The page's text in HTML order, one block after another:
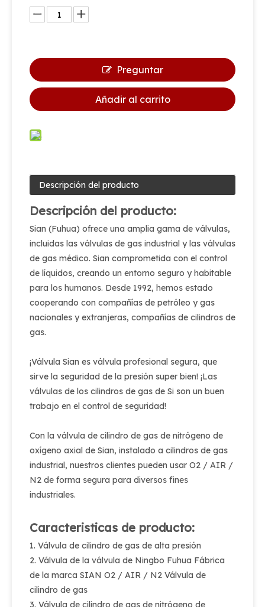
Preguntar
Añadir al carrito
Descripción del producto
Descripción del producto:
Sian (Fuhua) ofrece una amplia gama de válvulas,
incluidas las válvulas de gas industrial y las válvulas
de gas médico. Sian comprometida con el control
de líquidos, creando un entorno seguro y habitable
para los humanos. Desde 1992, hemos estado
cooperando con compañías de petróleo y gas
nacionales y extranjeras, compañías de cilindros de
gas.
¡Válvula Sian es válvula profesional segura, que
sirve la seguridad de la presión super bien! ¡Las
válvulas de los cilindros de gas de Si son un buen
trabajo en el control de seguridad!
Con la válvula de cilindro de gas de nitrógeno de
oxígeno axial de Sian, instalado a cilindros de gas
industrial, nuestros clientes pueden usar O2 / AIR /
N2 de forma segura para diversos fines
industriales.
Caracteristicas de producto:
1. Válvula de cilindro de gas de alta presión
2. Válvula de la válvula de Ningbo Fuhua Fábrica
de la marca SIAN O2 / AIR / N2 Válvula de
cilindro de gas
3. Válvula de cilindro de gas de nitrógeno de